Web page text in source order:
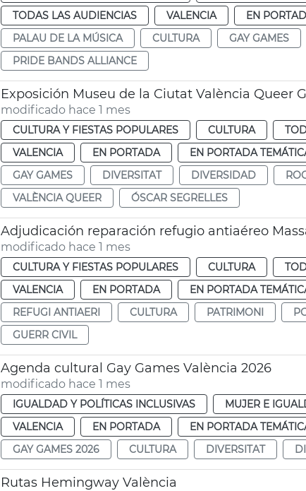
TODAS LAS AUDIENCIAS
VALENCIA EN
PALAU DE LA MÚSICA
CULTURA GAY GAMES
PRIDE BANDS ALLIANCE
Exposición Museu de la Ciutat València Queer
modificado hace 1 mes
CULTURA Y FIESTAS POPULARES CULTURA
VALENCIA
EN PORTADA EN PORTADA
GAY GAMES
DIVERSITAT DIVERSIDAD
VALÈNCIA QUEER
ÓSCAR SEGRELLES
Adjudicación reparación refugio antiaéreo
modificado hace 1 mes
CULTURA Y FIESTAS POPULARES CULTURA
VALENCIA
EN PORTADA EN PORTADA
REFUGI ANTIAERI
CULTURA PATRIMONI
GUERR CIVIL
Agenda cultural Gay Games València 2026
modificado hace 1 mes
IGUALDAD Y POLÍTICAS INCLUSIVAS MUJER E
VALENCIA
EN PORTADA EN PORTADA
GAY GAMES 2026
CULTURA DIVERSITAT
Rutas Hemingway València